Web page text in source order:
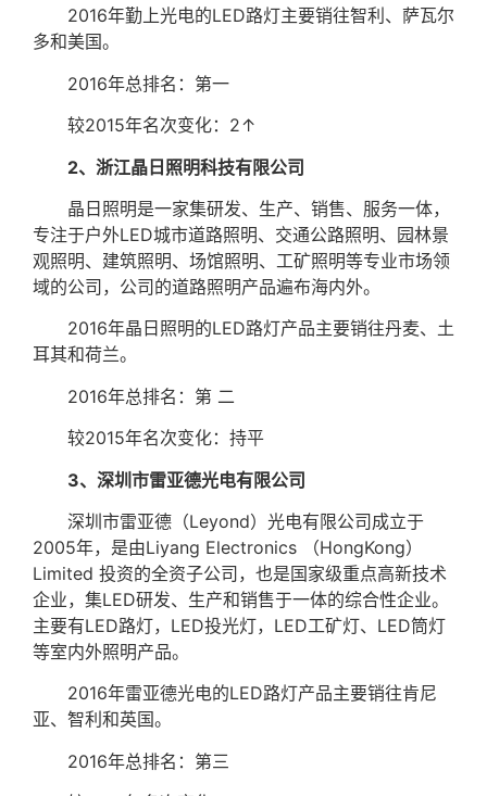
2016年勤上光电的LED路灯主要销往智利、萨瓦尔
多和美国。
2016年总排名：第一
较2015年名次变化：2↑
2、浙江晶日照明科技有限公司
晶日照明是一家集研发、生产、销售、服务一体，
专注于户外LED城市道路照明、交通公路照明、园林景
观照明、建筑照明、场馆照明、工矿照明等专业市场领
域的公司，公司的道路照明产品遍布海内外。
2016年晶日照明的LED路灯产品主要销往丹麦、土
耳其和荷兰。
2016年总排名：第 二
较2015年名次变化：持平
3、深圳市雷亚德光电有限公司
深圳市雷亚德（Leyond）光电有限公司成立于
2005年，是由Liyang Electronics （HongKong）
Limited 投资的全资子公司，也是国家级重点高新技术
企业，集LED研发、生产和销售于一体的综合性企业。
主要有LED路灯，LED投光灯，LED工矿灯、LED筒灯
等室内外照明产品。
2016年雷亚德光电的LED路灯产品主要销往肯尼
亚、智利和英国。
2016年总排名：第三